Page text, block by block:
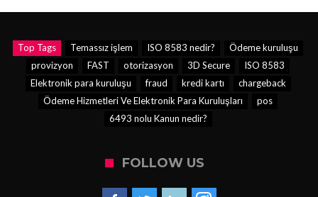
Top Tags Temassız işlem ISO 8583 nedir?
Ödeme kuruluşu
provizyon
FAST otorizasyon 3D Secure
ISO 8583
Elektronik para kuruluşu
fraud kredi kartı
chargeback
Ödeme Hizmetleri Ve Elektronik Para Kuruluşları
pos
6493 nolu Kanun nedir?
FOLLOW US